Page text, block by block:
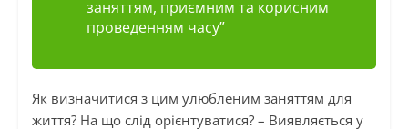
заняттям, приємним та корисним
проведенням часу”
Як визначитися з цим улюбленим заняттям для
життя? На що слід орієнтуватися? – Виявляється у